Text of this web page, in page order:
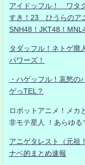
アイドッフル！ ワタ
すき！23 ひうらのア
SNH48！JKT48！
タダッフル！ネトゲ廃
パワーズ！
・ハゲッフル！哀愁の
ゲっTEL？
ロボットアニメ！メカ
非モテ星人 ！あらゆる
アニゲタレスト（元
ナベ的まとめ速報